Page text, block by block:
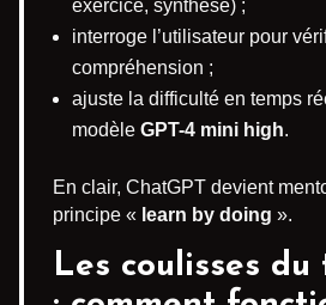
exercice, synthèse) ;
interroge l’utilisateur pour
compréhension ;
ajuste la difficulté en temps
modèle GPT-4 mini high.
En clair, ChatGPT devient
principe « learn by doing ».
Les coulisses